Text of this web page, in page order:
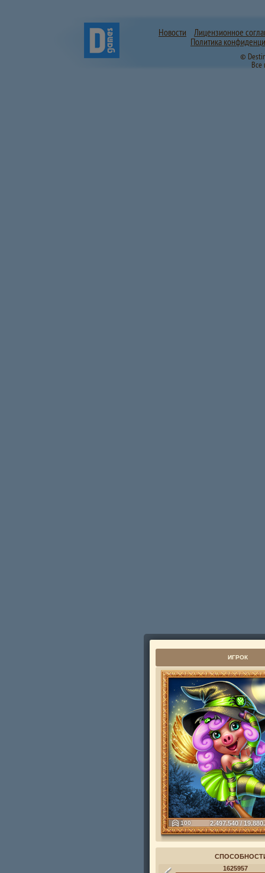
Новости
Лицензионное
Политика
©
Все
ИГРОК
100 2.497.540 /
1625957